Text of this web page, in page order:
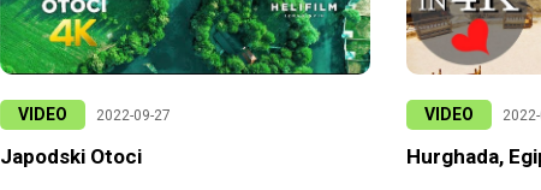
VIDEO 2022-09-27
Japodski Otoci
VIDEO
Hurghada,